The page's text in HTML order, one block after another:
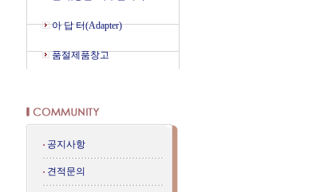
아 답 터(Adapter)
품절제품창고
공지사항
견적문의